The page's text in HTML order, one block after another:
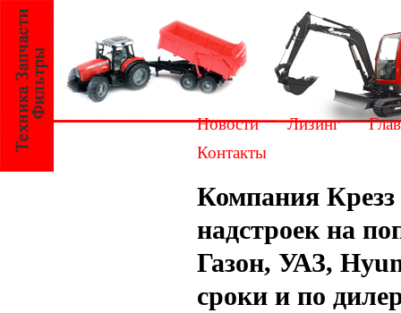
Новости Лизинг
Контакты
Компания
надстроек на
Газон, УАЗ,
сроки и по